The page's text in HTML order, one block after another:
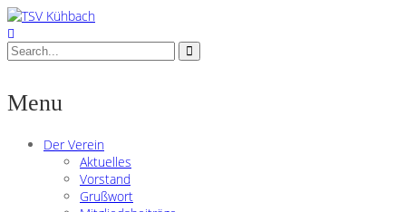
Menu
Der Verein
Aktuelles
Vorstand
Grußwort